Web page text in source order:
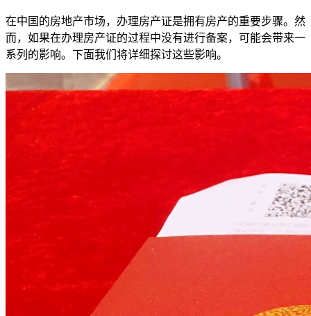
在中国的房地产市场，办理房产证是拥有房产的重要步骤。然
而，如果在办理房产证的过程中没有进行备案，可能会带来一
系列的影响。下面我们将详细探讨这些影响。